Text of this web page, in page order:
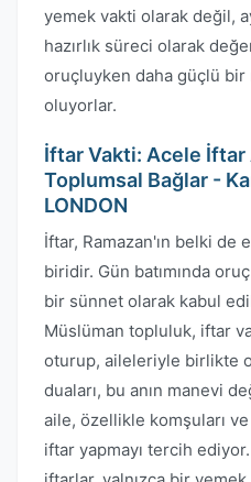
yemek vakti olarak değil,
hazırlık süreci olarak
oruçluyken daha güçlü bir
oluyorlar.
İftar Vakti: Acele İftar
Toplumsal Bağlar -
LONDON
İftar, Ramazan'ın belki de
biridir. Gün batımında
bir sünnet olarak kabul
Müslüman topluluk, iftar
oturup, aileleriyle birlikte
duaları, bu anın manevi
aile, özellikle komşuları
iftar yapmayı tercih